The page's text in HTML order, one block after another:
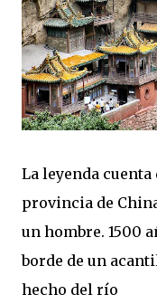
La leyenda
provincia de
un hombre. 1500
borde de un
hecho del río